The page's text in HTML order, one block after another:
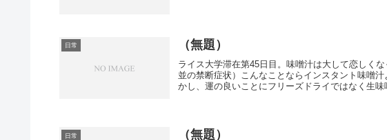
日常 （無題）
ライス大学滞在第45日目。味噌汁は大して恋しく
並の禁断症状）こんなことならインスタント味噌
かし、運の良いことにフリーズドライではなく生味
日常 （無題）